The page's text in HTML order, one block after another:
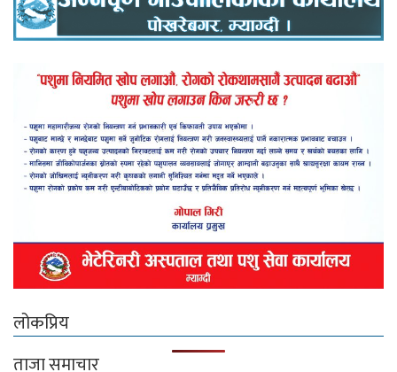
लोकप्रिय
ताजा समाचार